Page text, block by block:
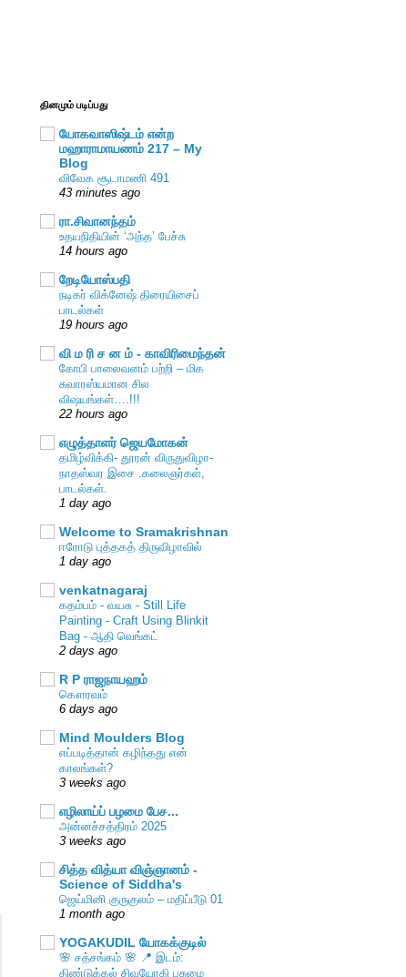
தினமும் படிப்பது
யோகவாஸிஷ்டம் என்ற
மஹாராமாயணம் 217 – My
Blog
விவேக சூடாமணி 491
43 minutes ago
ரா.சிவானந்தம்
உதயநிதியின் ‘அந்த’ பேச்சு
14 hours ago
றேடியோஸ்பதி
நடிகர் விக்னேஷ் திரையிசைப்
பாடல்கள்
19 hours ago
வி ம ரி ச ன ம் - காவிரிமைந்தன்
கோபி பாலைவனம் பற்றி – மிக
சுவாரஸ்யமான சில
விஷயங்கள்….!!!
22 hours ago
எழுத்தாளர் ஜெயமோகன்
தமிழ்விக்கி- தூரன் விருதுவிழா-
நாதஸ்வர இசை .கலைஞர்கள்,
பாடல்கள்.
1 day ago
Welcome to Sramakrishnan
ஈரோடு புத்தகத் திருவிழாவில்
1 day ago
venkatnagaraj
கதம்பம் - வயசு - Still Life
Painting - Craft Using Blinkit
Bag - ஆதி வெங்கட்
2 days ago
R P ராஜநாயஹம்
கௌரவம்
6 days ago
Mind Moulders Blog
எப்படித்தான் கழிந்தது என்
காலங்கள்?
3 weeks ago
எழிலாய்ப் பழமை பேச...
அன்னச்சத்திரம் 2025
3 weeks ago
சித்த வித்யா விஞ்ஞானம் -
Science of Siddha's
ஜெய்மினி குருகுலம் – மதிப்பீடு 01
1 month ago
YOGAKUDIL யோகக்குடில்
🌸 சத்சங்கம் 🌸 📍 இடம்:
திண்டுக்கல் சிவயோகி பசுமை